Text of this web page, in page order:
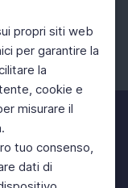
propri siti web
per garantire la
la
cookie e
misurare il
tuo consenso,
dati di
Twitter